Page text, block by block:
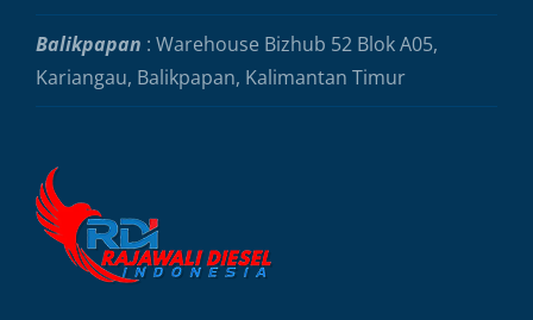
Balikpapan : Warehouse Bizhub 52 Blok A05,
Kariangau, Balikpapan, Kalimantan Timur